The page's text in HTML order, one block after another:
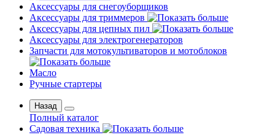
Аксессуары для снегоуборщиков
Аксессуары для триммеров
Аксессуары для цепных пил
Аксессуары для электрогенераторов
Запчасти для мотокультиваторов и мотоблоков
Масло
Ручные стартеры
Назад
Полный каталог
Садовая техника